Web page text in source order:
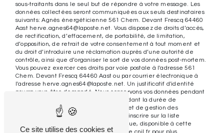
sous-traitants dans le seul but de répondre à votre message. Les
données collectées seront communiquées aux seuls destinataires
suivants: Agnès énergéticienne 561 Chem. Devant Frescq 64460
Aast herve.agnes64@laposte.net. Vous disposez de droits d’accès,
de rectification, d’effacement, de portabilité, de limitation,
d’opposition, de retrait de votre consentement à tout moment et
du droit d’introduire une réclamation auprès d’une autorité de
contrôle, ainsi que d’organiser le sort de vos données post-mortem.
Vous pouvez exercer ces droits par voie postale à l'adresse 561
Chem. Devant Frescq 64460 Aast ou par courrier électronique à
l'adresse herve.agnes64@laposte.net. Un justificatif d'identité
pourra vous être demandé. Nous conservons vos données pendant
la période de prise de contact puis pendant la durée de
prescription légale aux fins probatoires et de gestion des
contentieux. Vous avez le droit de vous inscrire sur la liste
d'opposition au démarchage téléphonique, disponible à cette
adresse:Bloctel.gouv.fr. Consultez le site cnil.fr pour plus
Ce site utilise des cookies et